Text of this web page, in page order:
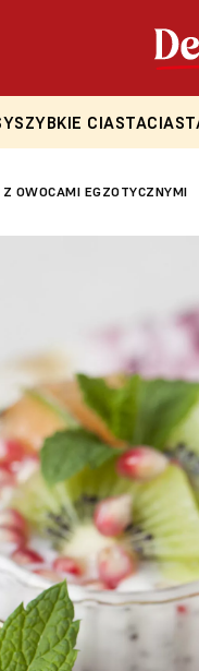
SZYBKIE CIASTA
OWOCAMI EGZOTYCZNYMI